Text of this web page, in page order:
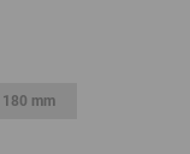
180 mm